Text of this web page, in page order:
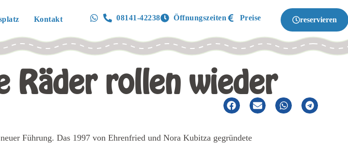
Kontakt 08141-42238 Öffnungszeiten Preise reservieren
Räder rollen wieder
Führung. Das 1997 von Ehrenfried und Nora Kubitza gegründete